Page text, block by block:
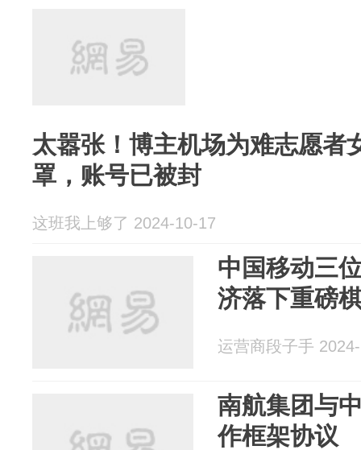
太嚣张！博主机场为难志愿者
罩，账号已被封
这班我上够了 2024-10-17
中国移动三
济落下重磅
运营商段子手
南航集团与
作框架协议